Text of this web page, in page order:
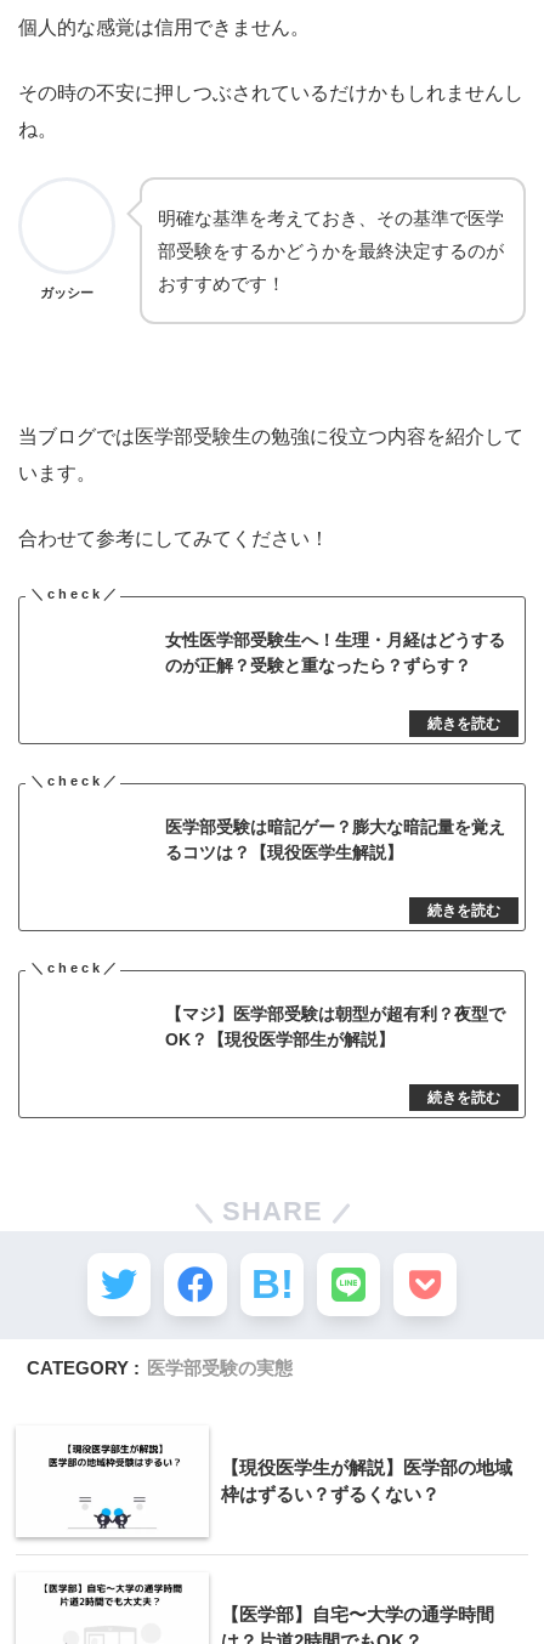
個人的な感覚は信用できません。
その時の不安に押しつぶされているだけかもしれませんし
ね。
ガッシー
明確な基準を考えておき、その基準で医学
部受験をするかどうかを最終決定するのが
おすすめです！
当ブログでは医学部受験生の勉強に役立つ内容を紹介して
います。
合わせて参考にしてみてください！
女性医学部受験生へ！生理・月経はどうする
のが正解？受験と重なったら？ずらす？
医学部受験は暗記ゲー？膨大な暗記量を覚え
るコツは？【現役医学生解説】
【マジ】医学部受験は朝型が超有利？夜型で
OK？【現役医学部生が解説】
SHARE
CATEGORY : 医学部受験の実態
【現役医学生が解説】医学部の地域
枠はずるい？ずるくない？
【医学部】自宅〜大学の通学時間